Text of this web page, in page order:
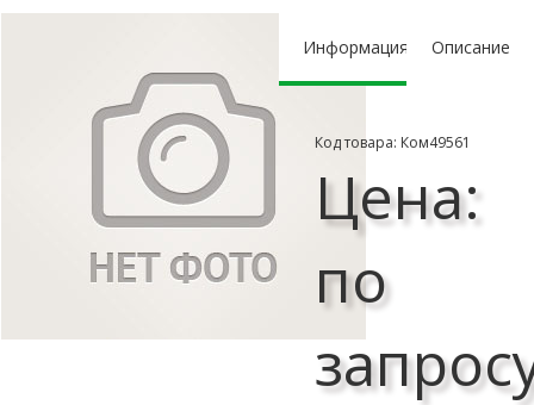
Информация Описание
Код товара: Ком49561
Цена:
по